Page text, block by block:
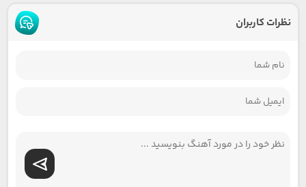
نظرات کاربران